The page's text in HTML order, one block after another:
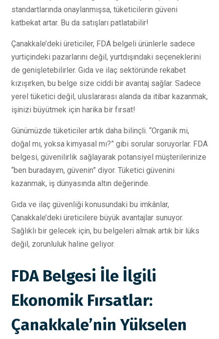
standartlarında onaylanmışsa, tüketicilerin güveni
katbekat artar. Bu da satışları patlatabilir!
Çanakkale’deki üreticiler, FDA belgeli ürünlerle sadece
yurtiçindeki pazarlarını değil, yurtdışındaki seçeneklerini
de genişletebilirler. Gıda ve ilaç sektöründe rekabet
kızışırken, bu belge size ciddi bir avantaj sağlar. Sadece
yerel tüketici değil, uluslararası alanda da itibar kazanmak,
işinizi büyütmek için harika bir fırsat!
Günümüzde tüketiciler artık daha bilinçli. “Organik mi,
doğal mı, yoksa kimyasal mı?” gibi sorular soruyorlar. FDA
belgesi, güvenilirlik sağlayarak potansiyel müşterilerinize
“ben buradayım, güvenin” diyor. Tüketici güvenini
kazanmak, iş dünyasında altın değerinde.
Gıda ve ilaç güvenliği konusundaki bu imkânlar,
Çanakkale’deki üreticilere büyük avantajlar sunuyor.
Sağlıklı bir gelecek için, bu belgeleri almak artık bir lüks
değil, zorunluluk haline geliyor.
FDA Belgesi İle İlgili
Ekonomik Fırsatlar:
Çanakkale’nin Yükselen